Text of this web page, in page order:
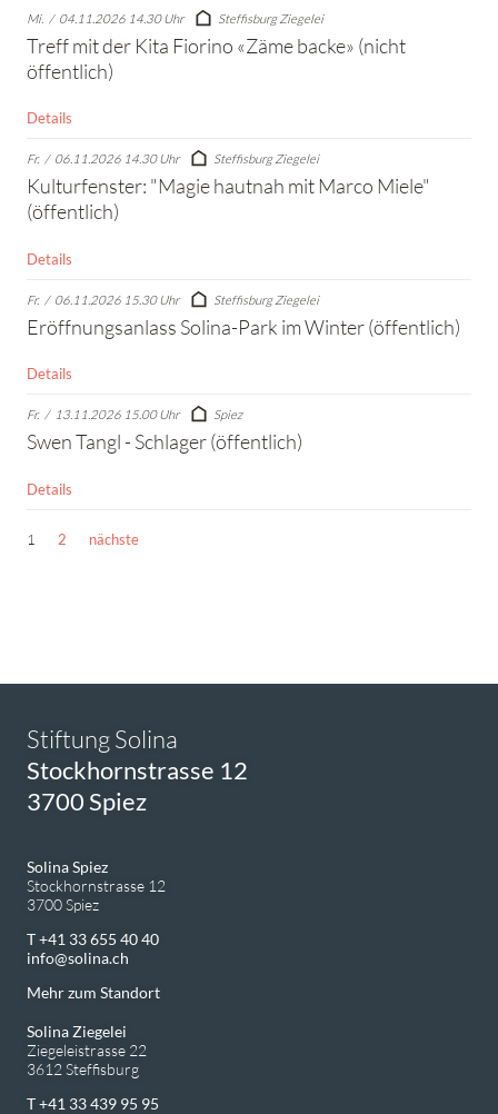
Mi. / 04.11.2026 14.30 Uhr Steffisburg Ziegelei
Treff mit der Kita Fiorino «Zäme backe» (nicht
öffentlich)
Details
Fr. / 06.11.2026 14.30 Uhr Steffisburg Ziegelei
Kulturfenster: "Magie hautnah mit Marco Miele"
(öffentlich)
Details
Fr. / 06.11.2026 15.30 Uhr Steffisburg Ziegelei
Eröffnungsanlass Solina-Park im Winter (öffentlich)
Details
Fr. / 13.11.2026 15.00 Uhr Spiez
Swen Tangl - Schlager (öffentlich)
Details
1 2 nächste
Stiftung Solina
Stockhornstrasse 12
3700 Spiez
Solina Spiez
Stockhornstrasse 12
3700 Spiez
T +41 33 655 40 40
info
solina.ch
Mehr zum Standort
Solina Ziegelei
Ziegeleistrasse 22
3612 Steffisburg
T +41 33 439 95 95